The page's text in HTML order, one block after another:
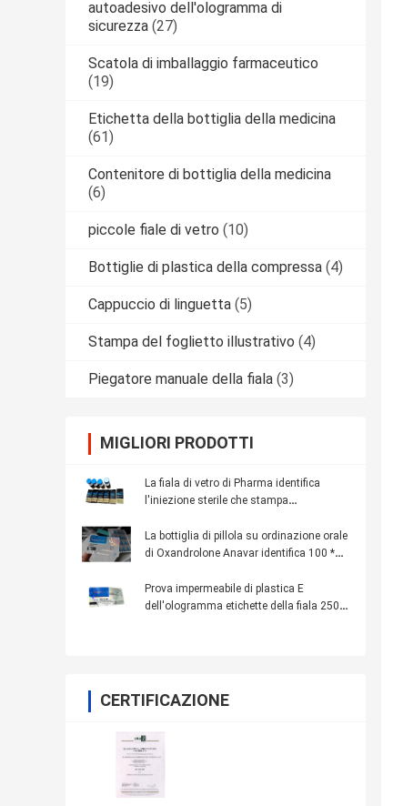
autoadesivo dell'ologramma di
sicurezza (27)
Scatola di imballaggio farmaceutico
(19)
Etichetta della bottiglia della medicina
(61)
Contenitore di bottiglia della medicina
(6)
piccole fiale di vetro (10)
Bottiglie di plastica della compressa (4)
Cappuccio di linguetta (5)
Stampa del foglietto illustrativo (4)
Piegatore manuale della fiala (3)
MIGLIORI PRODOTTI
La fiala di vetro di Pharma identifica
l'iniezione sterile che stampa
La bottiglia di pillola su ordinazione orale
di Oxandrolone Anavar identifica 100 *
Prova impermeabile di plastica E
dell'ologramma etichette della fiala 250
CERTIFICAZIONE